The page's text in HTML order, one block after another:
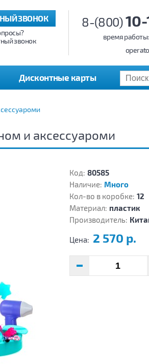
8-(800)
время работы:
ЗВОНОК
звонок
Дисконтные карты
и аксессуароми
Код: 80585
Наличие: Много
Кол-во в коробке: 12
Материал: пластик
Производитель:
Цена: 2 570 р.